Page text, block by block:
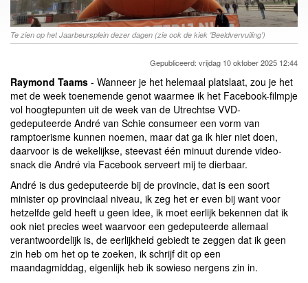
Te zien op het Jaarbeursplein dezer dagen (zie ook de kiek 'Beeldvervuiling')
Gepubliceerd: vrijdag 10 oktober 2025 12:44
Raymond Taams - Wanneer je het helemaal platslaat, zou je het
met de week toenemende genot waarmee ik het Facebook-filmpje
vol hoogtepunten uit de week van de Utrechtse VVD-
gedeputeerde André van Schie consumeer een vorm van
ramptoerisme kunnen noemen, maar dat ga ik hier niet doen,
daarvoor is de wekelijkse, steevast één minuut durende video-
snack die André via Facebook serveert mij te dierbaar.
André is dus gedeputeerde bij de provincie, dat is een soort
minister op provinciaal niveau, ik zeg het er even bij want voor
hetzelfde geld heeft u geen idee, ik moet eerlijk bekennen dat ik
ook niet precies weet waarvoor een gedeputeerde allemaal
verantwoordelijk is, de eerlijkheid gebiedt te zeggen dat ik geen
zin heb om het op te zoeken, ik schrijf dit op een
maandagmiddag, eigenlijk heb ik sowieso nergens zin in.